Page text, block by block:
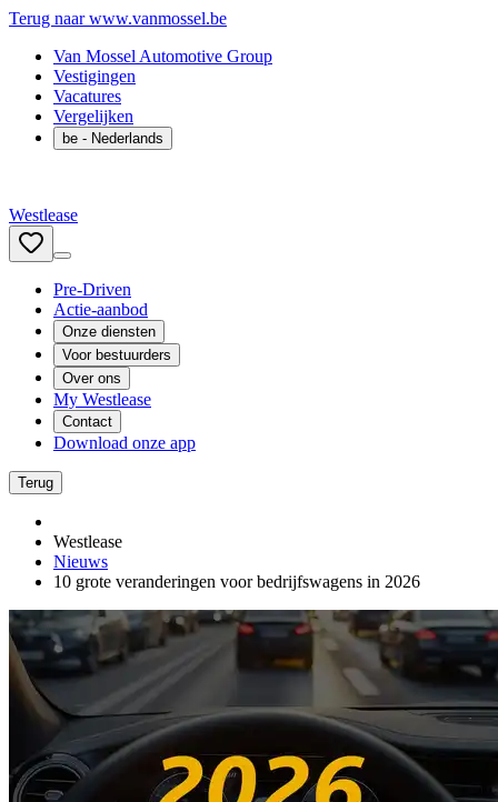
Terug naar www.vanmossel.be
Van Mossel Automotive Group
Vestigingen
Vacatures
Vergelijken
be - Nederlands
Westlease
Pre-Driven
Actie-aanbod
Onze diensten
Voor bestuurders
Over ons
My Westlease
Contact
Download onze app
Terug
Westlease
Nieuws
10 grote veranderingen voor bedrijfswagens in 2026